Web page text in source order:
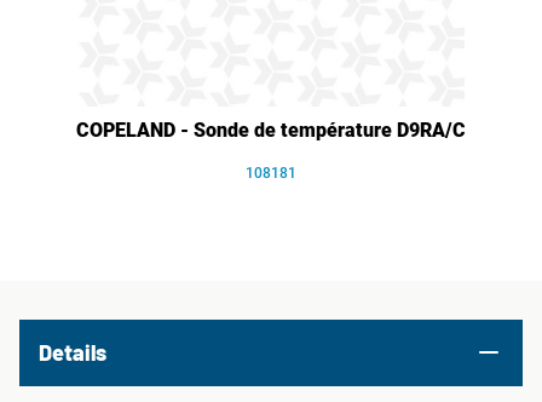
COPELAND - Sonde de température D9RA/C
108181
Details